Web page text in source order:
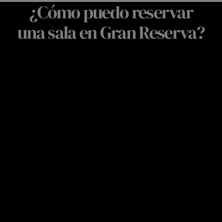
¿Cómo puedo reservar
una sala en Gran Reserva?